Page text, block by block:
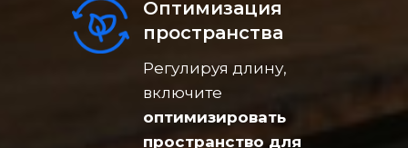
Оптимизация
пространства
Регулируя длину,
включите
оптимизировать
пространство для